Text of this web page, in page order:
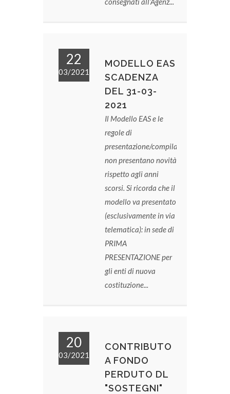
22
03/2021
MODELLO EAS
SCADENZA
DEL 31-03-
2021
Il Modello EAS e le
regole di
presentazione/compilazione
non presentano novità
rispetto agli anni
scorsi. Si ricorda che il
modello va presentato
(esclusivamente in via
telematica): in sede di
PRIMA
PRESENTAZIONE per
gli enti di nuova
costituzione...
20
03/2021
CONTRIBUTO
A FONDO
PERDUTO DL
"SOSTEGNI"